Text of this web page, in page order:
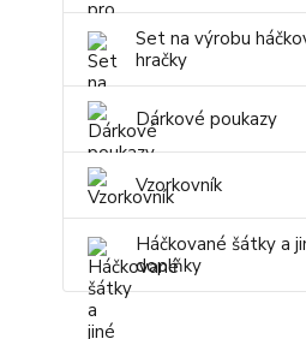
Set na výrobu
hračky
Dárkové poukazy
Vzorkovník
Háčkované šátky a
doplňky